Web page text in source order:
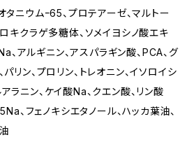
タニウムｰ65、プロテアーゼ、マルトー
ロキクラゲ多糖体、ソメイヨシノ酸エキ
、アルギニン、アスパラギン酸、PCA、グ
パリン、プロリン、トレオニン、イソロイシ
ラニン、ケイ酸Na、クエン酸、リン酸
、フェノキシエタノール、ハッカ葉油、